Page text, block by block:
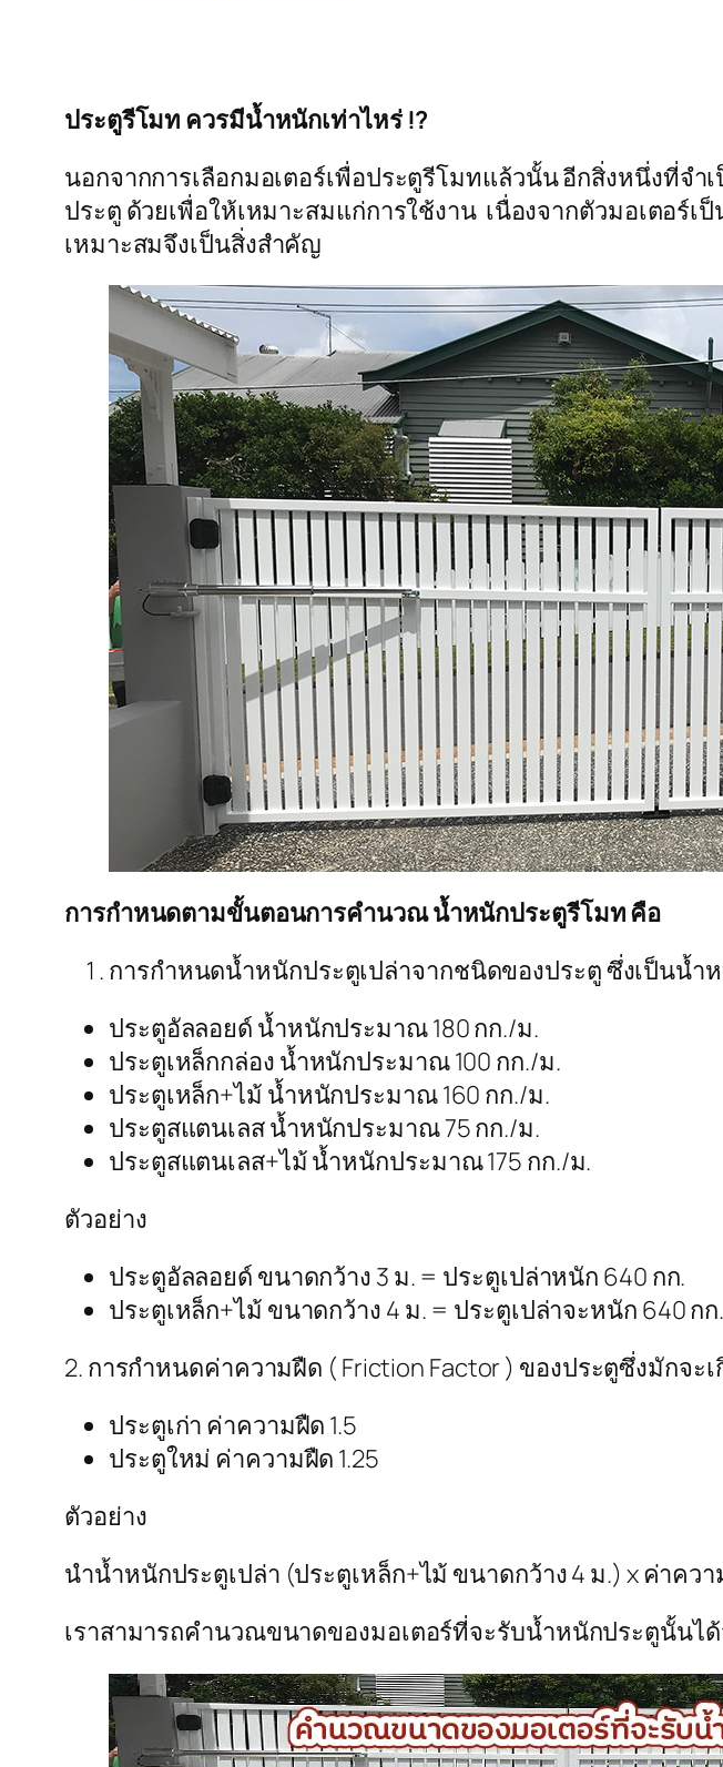
ประตูรีโมท ควรมีน้ำหนักเท่าไหร่ !?
นอกจากการเลือกมอเตอร์เพื่อประตูรีโมทแล้วนั้น อีกสิ่งหนึ่งที่จ
ประตู ด้วยเพื่อให้เหมาะสมแก่การใช้งาน เนื่องจากตัวมอเตอร์
เหมาะสมจึงเป็นสิ่งสำคัญ
การกำหนดตามขั้นตอนการคำนวณ น้ำหนักประตูรีโมท คือ
การกำหนดน้ำหนักประตูเปล่าจากชนิดของประตู ซึ่งเป็นน้ำ
ประตูอัลลอยด์ น้ำหนักประมาณ 180 กก./ม.
ประตูเหล็กกล่อง น้ำหนักประมาณ 100 กก./ม.
ประตูเหล็ก+ไม้ น้ำหนักประมาณ 160 กก./ม.
ประตูสแตนเลส น้ำหนักประมาณ 75 กก./ม.
ประตูสแตนเลส+ไม้ น้ำหนักประมาณ 175 กก./ม.
ตัวอย่าง
ประตูอัลลอยด์ ขนาดกว้าง 3 ม. = ประตูเปล่าหนัก 640 กก.
ประตูเหล็ก+ไม้ ขนาดกว้าง 4 ม. = ประตูเปล่าจะหนัก 640 กก.
2. การกำหนดค่าความฝืด ( Friction Factor ) ของประตูซึ่งมักจ
ประตูเก่า ค่าความฝืด 1.5
ประตูใหม่ ค่าความฝืด 1.25
ตัวอย่าง
นำน้ำหนักประตูเปล่า (ประตูเหล็ก+ไม้ ขนาดกว้าง 4 ม.) x ค่าคว
เราสามารถคำนวณขนาดของมอเตอร์ที่จะรับน้ำหนักประตูนั้นไ